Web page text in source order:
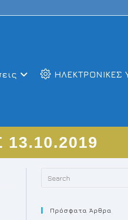
ΗΛΕΚΤΡΟΝΙΚΕΣ
Πρόσφατα Άρθρα